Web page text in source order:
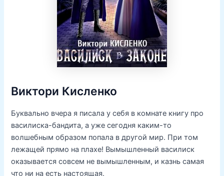
Виктори Кисленко
Буквально вчера я писала у себя в комнате книгу про
василиска-бандита, а уже сегодня каким-то
волшебным образом попала в другой мир. При том
лежащей прямо на плахе! Вымышленный василиск
оказывается совсем не вымышленным, и казнь самая
что ни на есть настоящая.